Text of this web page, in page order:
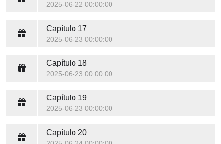
2025-06-22 00:00:00
Capítulo 17
2025-06-23 00:00:00
Capítulo 18
2025-06-23 00:00:00
Capítulo 19
2025-06-23 00:00:00
Capítulo 20